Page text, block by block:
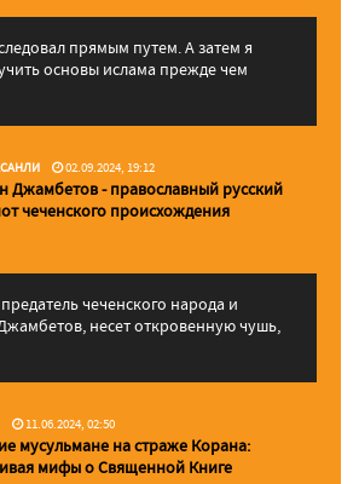
прямым путем. А затем я
основы ислама прежде чем
02.09.2024, 19:12
Джамбетов - православный русский
чеченского происхождения
чеченского народа и
несет откровенную чушь,
11.06.2024, 02:50
мусульмане на страже Корана:
мифы о Священной Книге